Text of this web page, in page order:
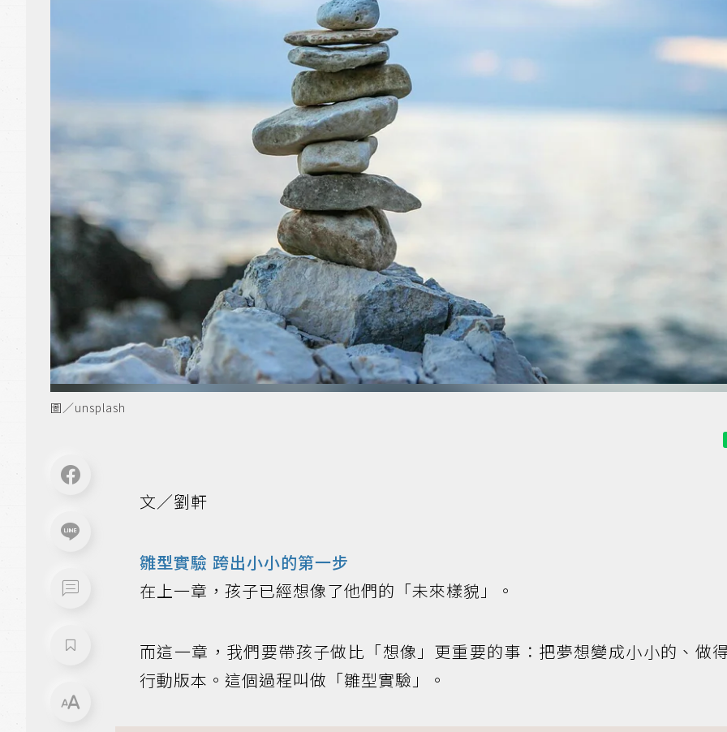
圖／unsplash
文／劉軒
雛型實驗 跨出小小的第一步
在上一章，孩子已經想像了他們的「未來樣貌」。
而這一章，我們要帶孩子做比「想像」更重要的事：把夢想變成小小的、做
行動版本。這個過程叫做「雛型實驗」。